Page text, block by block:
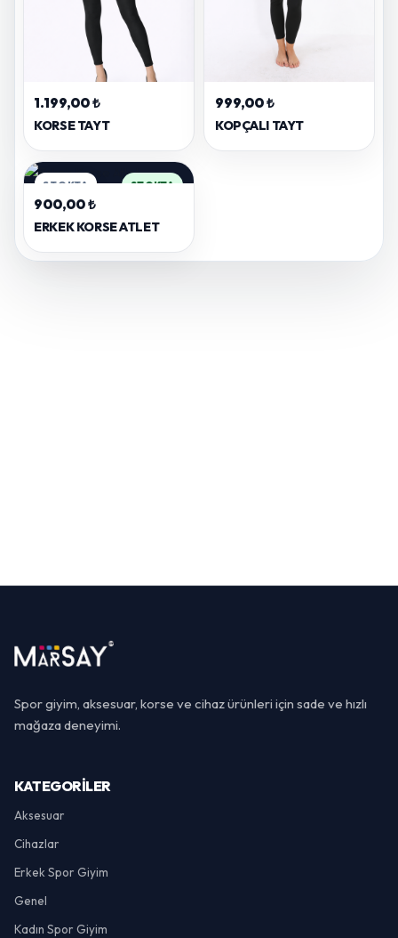
1.199,00 ₺
KORSE TAYT
999,00 ₺
KOPÇALI TAYT
STOKTA STOKTA
900,00 ₺
ERKEK KORSE ATLET
Spor giyim, aksesuar, korse ve cihaz ürünleri için sade ve hızlı
mağaza deneyimi.
KATEGORILER
Aksesuar
Cihazlar
Erkek Spor Giyim
Genel
Kadın Spor Giyim